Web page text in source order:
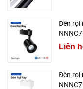
Đèn rọi
Liên
Đèn rọi